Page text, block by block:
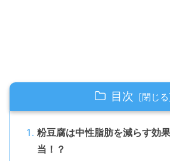
目次
粉豆腐は中性脂肪を減らす効
当！？